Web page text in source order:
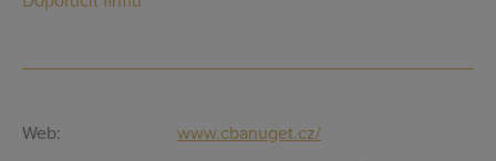
Web:
www.cbanuget.cz/
Přihlásit se